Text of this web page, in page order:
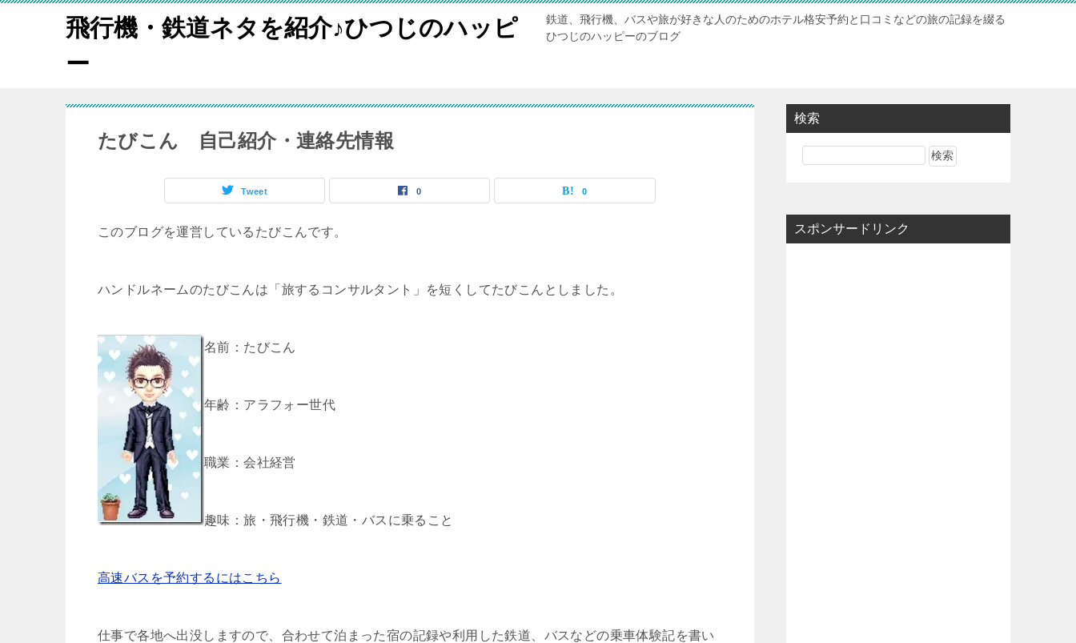
飛行機・鉄道ネタを紹介♪ひつじのハッピ
ー
鉄道、飛行機、バスや旅が好きな人のためのホテル格安予約と口コミなどの旅の記録を綴る
ひつじのハッピーのブログ
たびこん 自己紹介・連絡先情報
Tweet 0 0
このブログを運営しているたびこんです。
ハンドルネームのたびこんは「旅するコンサルタント」を短くしてたびこんとしました。
名前：たびこん
年齢：アラフォー世代
職業：会社経営
趣味：旅・飛行機・鉄道・バスに乗ること
高速バスを予約するにはこちら
仕事で各地へ出没しますので、合わせて泊まった宿の記録や利用した鉄道、バスなどの乗車体験記を書い
検索
スポンサードリンク